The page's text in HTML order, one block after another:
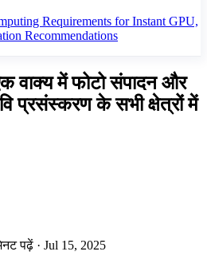
Requirements for Instant GPU,
Recommendations
वाक्य में फोटो संपादन और
प्रसंस्करण के सभी क्षेत्रों में
पढ़ें · Jul 15, 2025